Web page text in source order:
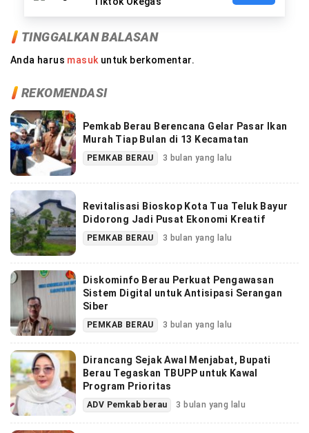
TINGGALKAN BALASAN
Anda harus masuk untuk berkomentar.
REKOMENDASI
Pemkab Berau Berencana Gelar Pasar Ikan
Murah Tiap Bulan di 13 Kecamatan
PEMKAB BERAU 3 bulan yang lalu
Revitalisasi Bioskop Kota Tua Teluk Bayur
Didorong Jadi Pusat Ekonomi Kreatif
PEMKAB BERAU 3 bulan yang lalu
Diskominfo Berau Perkuat Pengawasan
Sistem Digital untuk Antisipasi Serangan
Siber
PEMKAB BERAU 3 bulan yang lalu
Dirancang Sejak Awal Menjabat, Bupati
Berau Tegaskan TBUPP untuk Kawal
Program Prioritas
ADV Pemkab berau 3 bulan yang lalu